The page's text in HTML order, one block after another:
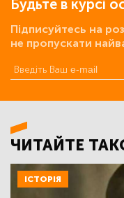
Будьте в курсі
Підписуйтесь на
не пропускати
ЧИТАЙТЕ
ІСТОРІЯ